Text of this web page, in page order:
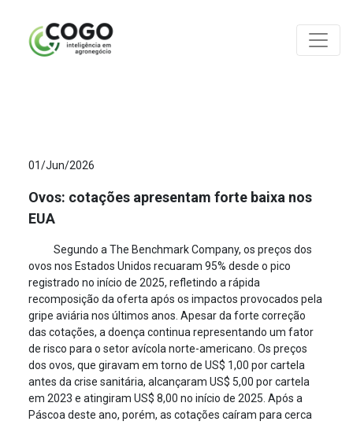
01/Jun/2026
Ovos: cotações apresentam forte baixa nos
EUA
Segundo a The Benchmark Company, os preços dos
ovos nos Estados Unidos recuaram 95% desde o pico
registrado no início de 2025, refletindo a rápida
recomposição da oferta após os impactos provocados pela
gripe aviária nos últimos anos. Apesar da forte correção
das cotações, a doença continua representando um fator
de risco para o setor avícola norte-americano. Os preços
dos ovos, que giravam em torno de US$ 1,00 por cartela
antes da crise sanitária, alcançaram US$ 5,00 por cartela
em 2023 e atingiram US$ 8,00 no início de 2025. Após a
Páscoa deste ano, porém, as cotações caíram para cerca